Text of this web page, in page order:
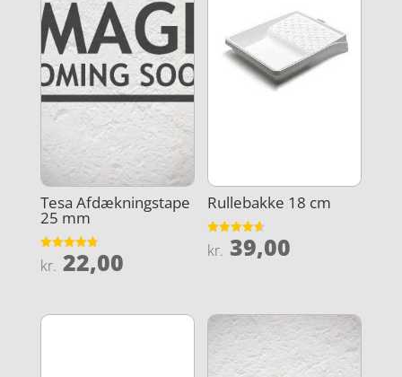
Tesa Afdækningstape
25 mm
Vurderet
4.8
kr. 22,00
Rullebakke 18 cm
Vurderet
4.6
kr. 39,00